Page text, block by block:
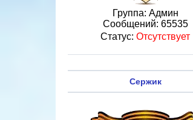
Группа: Админ
Сообщений: 65535
Статус: Отсутствует
Сержик